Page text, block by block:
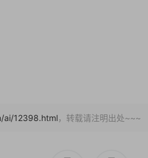
ai/12398.html，转载请注明出处~~~